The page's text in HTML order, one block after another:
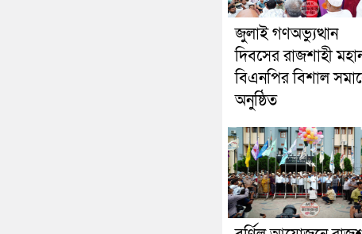
জুলাই গণঅভ্যুত্থান
দিবসের রাজশাহী
বিএনপির বিশাল
অনুষ্ঠিত